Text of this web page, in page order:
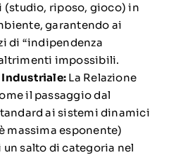
(studio, riposo, gioco) in
garantendo ai
di “indipendenza
impossibili.
Industriale: La Relazione
il passaggio dal
ai sistemi dinamici
massima esponente)
salto di categoria nel